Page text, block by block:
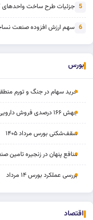
5 جزئیات طرح ساخت واحدهای
6 سهم ارزش افزوده صنعت
بورس
خرید سهام در جنگ و تورم
جهش ۱۶۶ درصدی فروش دارویی‌ها؛ بازگشت سودآوری به صنعت درمان
سقف‌شکنی بورس مرداد ۱۴۰۵
منافع پنهان در زنجیره تامین
بررسی عملکرد بورس ۱۴ مرداد
اقتصاد